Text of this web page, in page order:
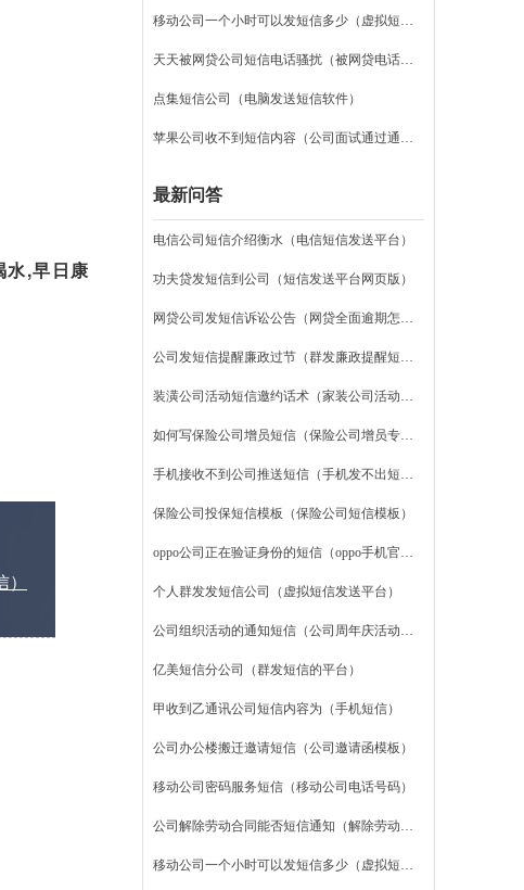
水,早日康
移动公司一个小时可以发短信多少（虚拟短信发送平台）
天天被网贷公司短信电话骚扰（被网贷电话骚扰怎么处理）
点集短信公司（电脑发送短信软件）
苹果公司收不到短信内容（公司面试通过通知短信）
最新问答
电信公司短信介绍衡水（电信短信发送平台）
功夫贷发短信到公司（短信发送平台网页版）
网贷公司发短信诉讼公告（网贷全面逾期怎么办）
公司发短信提醒廉政过节（群发廉政提醒短信）
装潢公司活动短信邀约话术（家装公司活动策划方案）
如何写保险公司增员短信（保险公司增员专题ppt）
手机接收不到公司推送短信（手机发不出短信怎么设置）
保险公司投保短信模板（保险公司短信模板）
oppo公司正在验证身份的短信（oppo手机官网首页）
个人群发发短信公司（虚拟短信发送平台）
公司组织活动的通知短信（公司周年庆活动策划）
亿美短信分公司（群发短信的平台）
甲收到乙通讯公司短信内容为（手机短信）
公司办公楼搬迁邀请短信（公司邀请函模板）
移动公司密码服务短信（移动公司电话号码）
公司解除劳动合同能否短信通知（解除劳动合同协议书范本）
移动公司一个小时可以发短信多少（虚拟短信发送平台）